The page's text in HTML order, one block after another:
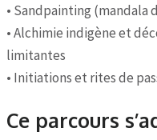
• Sandpainting (mandala
• Alchimie indigène et
limitantes
• Initiations et rites de
Ce parcours